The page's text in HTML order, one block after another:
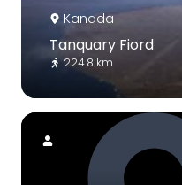
Kanada
Tanquary Fiord
224.8 km